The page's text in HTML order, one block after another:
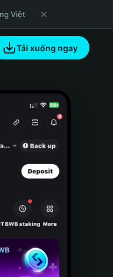
Việt
Tải xuống ngay